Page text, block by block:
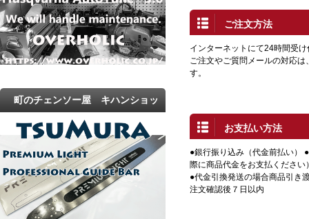
ご注文方法
インターネットにて24時間受
ご注文やご質問メールの対応
す。
お支払い方法
●銀行振り込み（代金前払い）
際に商品代金をお支払ください
●代金引換発送の場合商品引き
注文確認後７日以内
町のチェンソー屋 キハンショッ
プ